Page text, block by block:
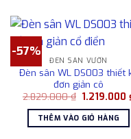
-57%
ĐÈN SÂN VƯỜN
Đèn sân WL DS003 thiết
đơn giản cô
2.829.000₫ Giá
là:
2.829.000 ₫.
1.219.000
THÊM VÀO GIỎ HÀNG